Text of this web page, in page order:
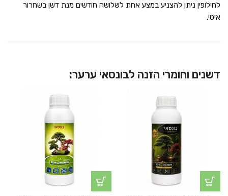
לחילופין ניתן להצניע במצע אחת לשלושה חודשים מנת דשן בשחרור
איטי.
דשנים וחומרי הזנה לבונסאי ערער: